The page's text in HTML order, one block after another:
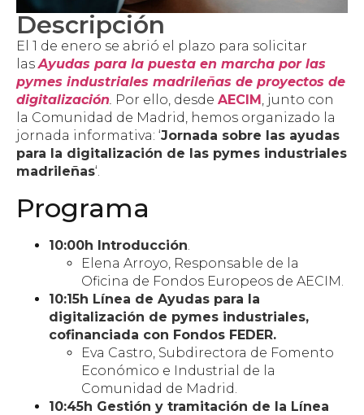
Descripción
El 1 de enero se abrió el plazo para solicitar
lasAyudas para la puesta en marcha por las
pymes industriales madrileñas de proyectos de
digitalización. Por ello, desde AECIM, junto con
la Comunidad de Madrid, hemos organizado la
jornada informativa: ‘Jornada sobre las ayudas
para la digitalización de las pymes industriales
madrileñas‘.
Programa
10:00h Introducción
Elena Arroyo, Responsable de la
Oficina de Fondos Europeos de AECIM.
10:15h Línea de Ayudas para la
digitalización de pymes industriales,
cofinanciada con Fondos FEDER.
Eva Castro, Subdirectora de Fomento
Económico e Industrial de la
Comunidad de Madrid.
10:45h Gestión y tramitación de la Línea